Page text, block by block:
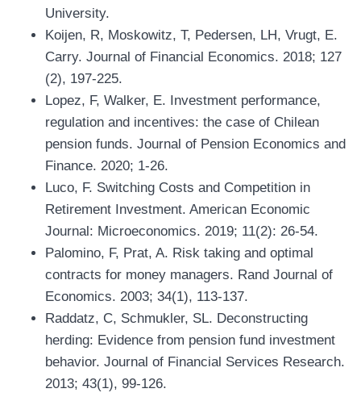
University.
Koijen, R, Moskowitz, T, Pedersen, LH, Vrugt, E.
Carry. Journal of Financial Economics. 2018; 127
(2), 197-225.
Lopez, F, Walker, E. Investment performance,
regulation and incentives: the case of Chilean
pension funds. Journal of Pension Economics and
Finance. 2020; 1-26.
Luco, F. Switching Costs and Competition in
Retirement Investment. American Economic
Journal: Microeconomics. 2019; 11(2): 26-54.
Palomino, F, Prat, A. Risk taking and optimal
contracts for money managers. Rand Journal of
Economics. 2003; 34(1), 113-137.
Raddatz, C, Schmukler, SL. Deconstructing
herding: Evidence from pension fund investment
behavior. Journal of Financial Services Research.
2013; 43(1), 99-126.